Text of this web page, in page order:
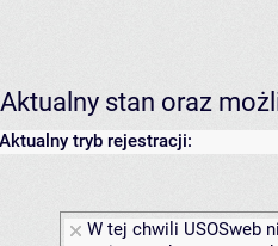
Aktualny stan oraz
Aktualny tryb rejestracji:
W tej chwili USOSweb